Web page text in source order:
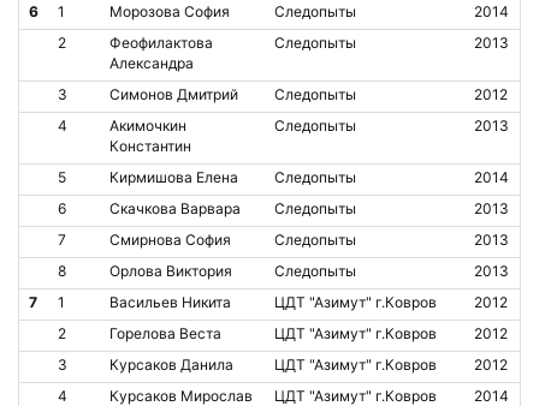
6
1 Морозова София Следопыты
2014
2
Феофилактова
Александра
Следопыты 2013
3 Симонов Дмитрий Следопыты
2012
4
Акимочкин
Константин
Следопыты 2013
5 Кирмишова Елена Следопыты
2014
6
Скачкова Варвара Следопыты
2013
7
Смирнова София Следопыты
2013
8
Орлова Виктория Следопыты
2013
7
1 Васильев Никита ЦДТ "Азимут" г.Ковров
2012
2
Горелова Веста ЦДТ "Азимут" г.Ковров
2012
3
Курсаков Данила ЦДТ "Азимут" г.Ковров
2012
4
Курсаков Мирослав ЦДТ "Азимут" г.Ковров
2014